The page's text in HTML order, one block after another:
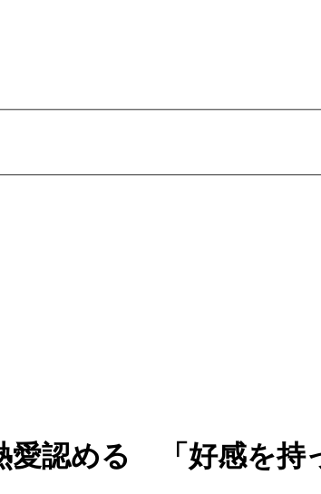
愛認める 「好感を持